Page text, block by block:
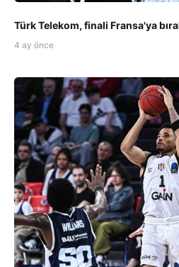
Türk Telekom, finali Fransa'ya
4 ay önce